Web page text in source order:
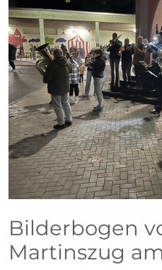
Bilderbogen
Martinszug am